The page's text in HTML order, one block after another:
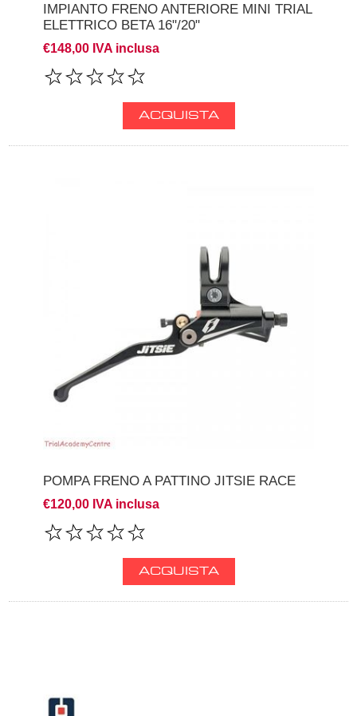
IMPIANTO FRENO ANTERIORE MINI TRIAL
ELETTRICO BETA 16"/20"
€148,00 IVA inclusa
POMPA FRENO A PATTINO JITSIE RACE
€120,00 IVA inclusa